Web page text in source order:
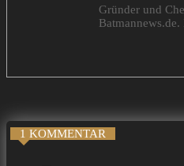
Gründer und
1 KOMMENTAR